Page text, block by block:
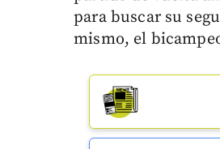
para buscar su
mismo, el